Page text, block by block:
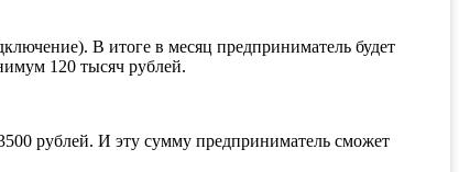
В итоге в месяц предприниматель будет
120 тысяч рублей.
рублей. И эту сумму предприниматель сможет